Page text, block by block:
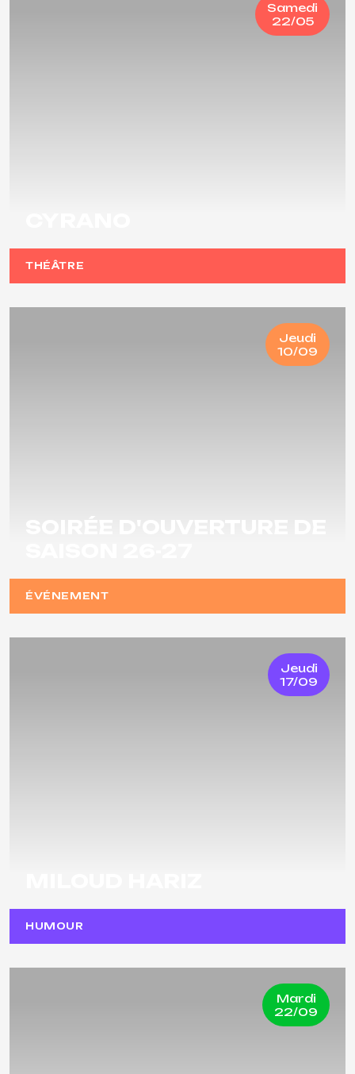
Samedi
22/05
THÉÂTRE
Jeudi
10/09
ÉVÉNEMENT
Jeudi
17/09
HUMOUR
Mardi
22/09